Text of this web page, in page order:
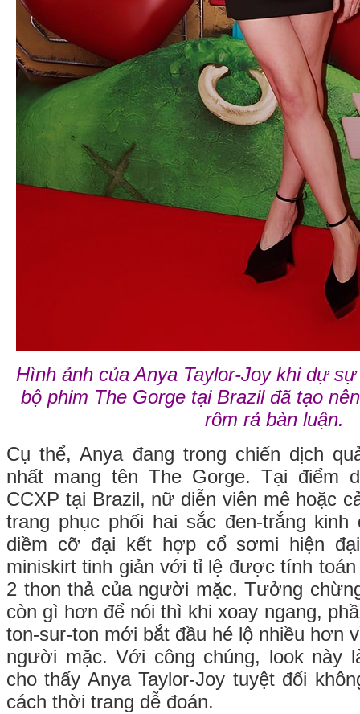
Hình ảnh của Anya Taylor-Joy khi dự
bộ phim The Gorge tại Brazil đã tạo
rôm rả bàn luận.
Cụ thể, Anya đang trong chiến dịch
nhất mang tên The Gorge. Tại điểm
CCXP tại Brazil, nữ diễn viên mê hoặc
trang phục phối hai sắc đen-trắng
diềm cỡ đại kết hợp cổ sơmi hiện
miniskirt tinh giản với tỉ lệ được tính
2 thon thả của người mặc. Tưởng
còn gì hơn để nói thì khi xoay ngang,
ton-sur-ton mới bắt đầu hé lộ nhiều hơn
người mặc. Với công chúng, look này
cho thấy Anya Taylor-Joy tuyệt đối
cách thời trang dễ đoán.